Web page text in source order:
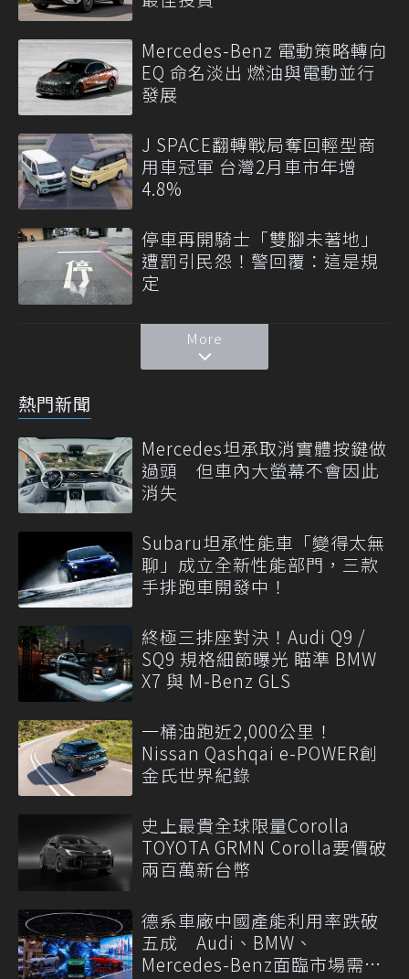
Mercedes-Benz 電動策略轉向
EQ 命名淡出 燃油與電動並行
發展
J SPACE翻轉戰局奪回輕型商
用車冠軍 台灣2月車市年增
4.8%
停車再開騎士「雙腳未著地」
遭罰引民怨！警回覆：這是規
定
More
熱門新聞
Mercedes坦承取消實體按鍵做
過頭 但車內大螢幕不會因此
消失
Subaru坦承性能車「變得太無
聊」成立全新性能部門，三款
手排跑車開發中！
終極三排座對決！Audi Q9 /
SQ9 規格細節曝光 瞄準 BMW
X7 與 M-Benz GLS
一桶油跑近2,000公里！
Nissan Qashqai e-POWER創
金氏世界紀錄
史上最貴全球限量Corolla
TOYOTA GRMN Corolla要價破
兩百萬新台幣
德系車廠中國產能利用率跌破
五成 Audi、BMW、
Mercedes-Benz面臨市場需求